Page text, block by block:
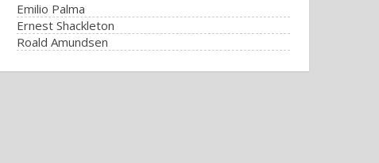
Emilio Palma
Ernest Shackleton
Roald Amundsen